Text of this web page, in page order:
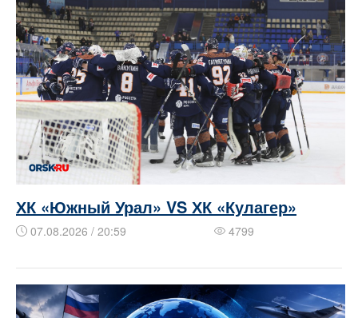
ХК «Южный Урал» VS ХК «Кулагер»
07.08.2026 / 20:59 4799